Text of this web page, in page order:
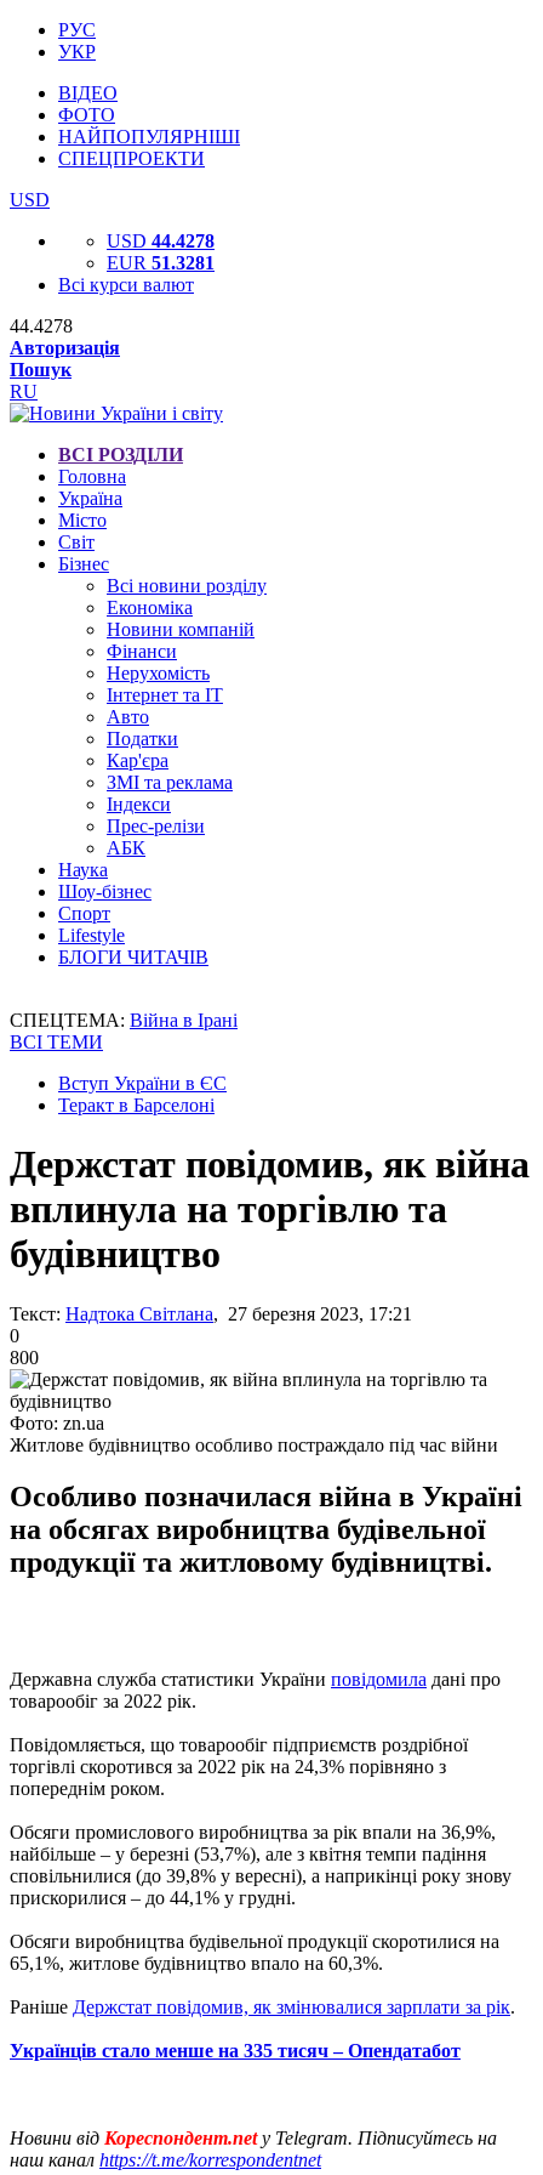
РУС
УКР
ВІДЕО
ФОТО
НАЙПОПУЛЯРНІШІ
СПЕЦПРОЕКТИ
USD
USD 44.4278
EUR 51.3281
Всі курси валют
44.4278
Авторизація
Пошук
RU
ВСІ РОЗДІЛИ
Головна
Україна
Місто
Світ
Бізнес
Всі новини розділу
Економіка
Новини компаній
Фінанси
Нерухомість
Інтернет та IT
Авто
Податки
Кар'єра
ЗМІ та реклама
Індекси
Прес-релізи
АБК
Наука
Шоу-бізнес
Спорт
Lifestyle
БЛОГИ ЧИТАЧІВ
СПЕЦТЕМА: Війна в Ірані
ВСІ ТЕМИ
Вступ України в ЄС
Теракт в Барселоні
Держстат повідомив, як війна
вплинула на торгівлю та
будівництво
Текст: Надтока Світлана, 27 березня 2023, 17:21
0
800
Фото: zn.ua
Житлове будівництво особливо постраждало під час війни
Особливо позначилася війна в Україні
на обсягах виробництва будівельної
продукції та житловому будівництві.
Державна служба статистики України повідомила дані про
товарообіг за 2022 рік.
Повідомляється, що товарообіг підприємств роздрібної
торгівлі скоротився за 2022 рік на 24,3% порівняно з
попереднім роком.
Обсяги промислового виробництва за рік впали на 36,9%,
найбільше – у березні (53,7%), але з квітня темпи падіння
сповільнилися (до 39,8% у вересні), а наприкінці року знову
прискорилися – до 44,1% у грудні.
Обсяги виробництва будівельної продукції скоротилися на
65,1%, житлове будівництво впало на 60,3%.
Раніше Держстат повідомив, як змінювалися зарплати за рік.
Українців стало менше на 335 тисяч – Опендатабот
Новини від Кореспондент.netу Telegram. Підписуйтесь на
наш канал https://t.me/korrespondentnet